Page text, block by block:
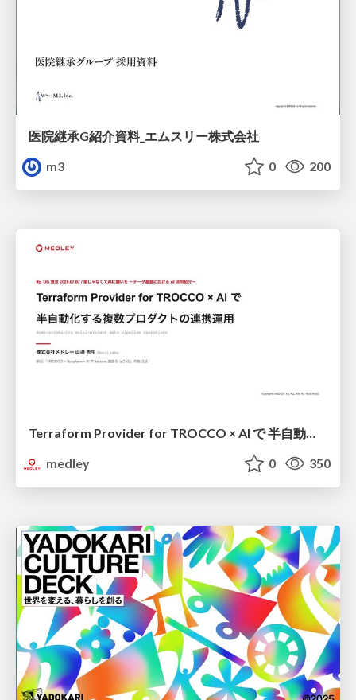
医院継承G紹介資料_エムスリー株式会社
m3
0 200
Terraform Provider for TROCCO × AI で 半自動化する複数プロダクトの連携運用 / Semi-Automating Multi-Product Data Integration Ops with the Terraform Provider for TROCCO × AI
medley
0 350